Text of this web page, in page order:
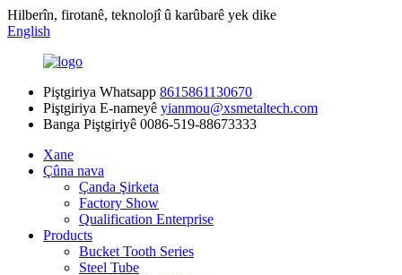
Hilberîn, firotanê, teknolojî û karûbarê yek dike
English
Piştgiriya Whatsapp 8615861130670
Piştgiriya E-nameyê yianmou@xsmetaltech.com
Banga Piştgiriyê 0086-519-88673333
Xane
Çûna nava
Çanda Şirketa
Factory Show
Qualification Enterprise
Products
Bucket Tooth Series
Steel Tube